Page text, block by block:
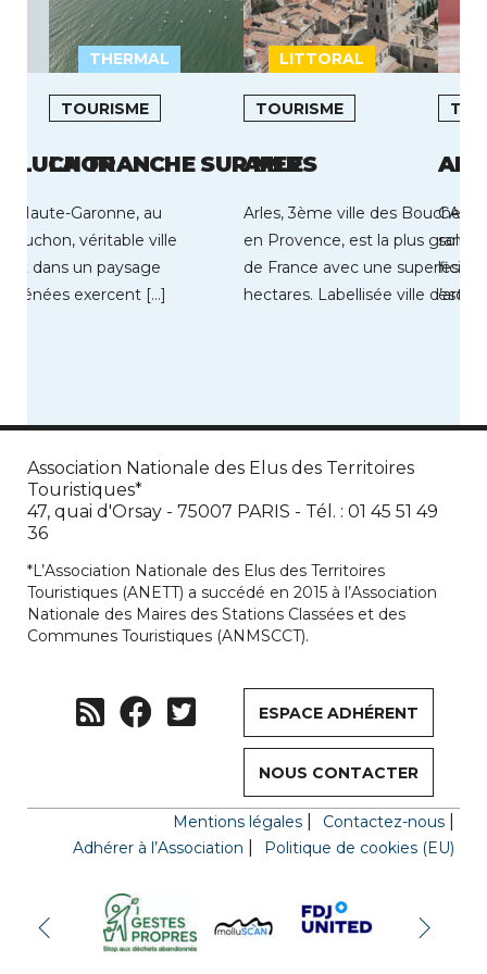
THERMAL
LUCHON
Haute-Garonne, au
Luchon, véritable ville
dans un paysage
exercent […]
LITTORAL
TOURISME
LA TRANCHE SUR MER
TOURISME
ARLES
Arles, 3ème ville des Bouches
en Provence, est la plus
de France avec une superficie
hectares. Labellisée ville d’art
CAP
soleil
les
Association Nationale des Elus des Territoires
Touristiques*
47, quai d'Orsay - 75007 PARIS - Tél. : 01 45 51 49
36
*L’Association Nationale des Elus des Territoires
Touristiques (ANETT) a succédé en 2015 à l’Association
Nationale des Maires des Stations Classées et des
Communes Touristiques (ANMSCCT).
ESPACE ADHÉRENT
NOUS CONTACTER
Mentions légales
Contactez-nous
Adhérer à l’Association
Politique de cookies (EU)